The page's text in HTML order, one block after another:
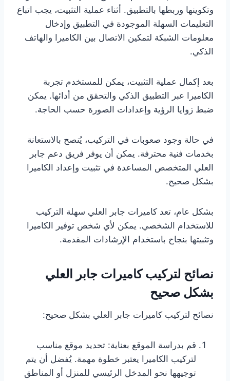
وتكوينها وربطها بالتطبيق. أثناء عملية التثبيت، يجب اتباع
التعليمات السهلة الموجودة في التطبيق وإدخال
معلومات الشبكة لتمكين الاتصال بين الكاميرا والهاتف
الذكي.
بعد إكمال عملية التثبيت، يمكن للمستخدم تجربة
الكاميرا عبر التطبيق الذكي والتحقق من أدائها. يمكن
ضبط زوايا الرؤية وإعدادات الصورة حسب الحاجة.
في حالة وجود صعوبات في التركيب، يُنصح بالاستعانة
بخدمات فنية محترفة. يمكن أن يوفر فريق دعم جابر
العلي المتخصص المساعدة في تثبيت وإعداد الكاميرا
بشكل صحيح.
بشكل عام، تعد كاميرات جابر العلي سهلة التركيب
للاستخدام الشخصي. يمكن لأي شخص توفير الكاميرا
وتثبيتها بنجاح باستخدام الإرشادات المقدمة.
نصائح لتركيب كاميرات جابر العلي
بشكل صحيح
نصائح لتركيب كاميرات جابر العلي بشكل صحيح:
قم بدراسة الموقع بعناية: تحديد موقع مناسب
لتركيب الكاميرا يعتبر خطوة مهمة. يُفضل أن يتم
توجيهها نحو المدخل الرئيسي للمنزل أو المناطق